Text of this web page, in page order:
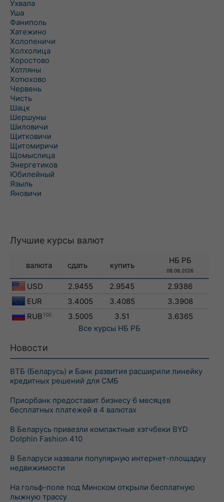
Ухвала
Уша
Фаниполь
Хатежино
Холопеничи
Холхолица
Хоростово
Хотляны
Хотюхово
Червень
Чисть
Шацк
Шершуны
Шиловичи
Щитковичи
Щитомиричи
Щомыслица
Энергетиков
Юбилейный
Языль
Яновичи
Лучшие курсы валют
валюта сдать купить
НБ РБ
08.08.2026
USD 2.9455 2.9545
2.9386
EUR
3.4005 3.4085
3.3908
RUB 100 3.5005 3.51
3.6365
Все курсы НБ РБ
Новости
ВТБ (Беларусь) и Банк развития расширили линейку
кредитных решений для СМБ
Приорбанк предоставит бизнесу 6 месяцев
бесплатных платежей в 4 валютах
В Беларусь привезли компактные хэтчбеки BYD
Dolphin Fashion 410
В Беларуси назвали популярную интернет-площадку
недвижимости
На гольф-поле под Минском открыли бесплатную
лыжную трассу